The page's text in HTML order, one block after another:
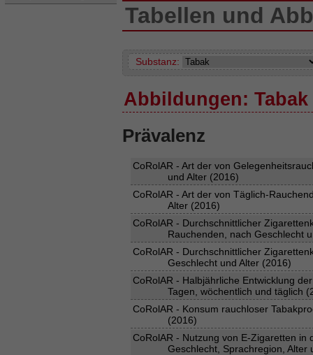
Tabellen und
Substanz:
Abbildungen: Tabak
Prävalenz
CoRolAR - Art der von
und Alter (2016)
CoRolAR - Art der von Täglich-
Alter (2016)
CoRolAR - Durchschnittlicher
Rauchenden, nach Geschlecht
CoRolAR - Durchschnittlicher
Geschlecht und Alter (2016)
CoRolAR - Halbjährliche Entwicklung
Tagen, wöchentlich und täglich
CoRolAR - Konsum rauchloser
(2016)
CoRolAR - Nutzung von E-Zigaretten
Geschlecht, Sprachregion,